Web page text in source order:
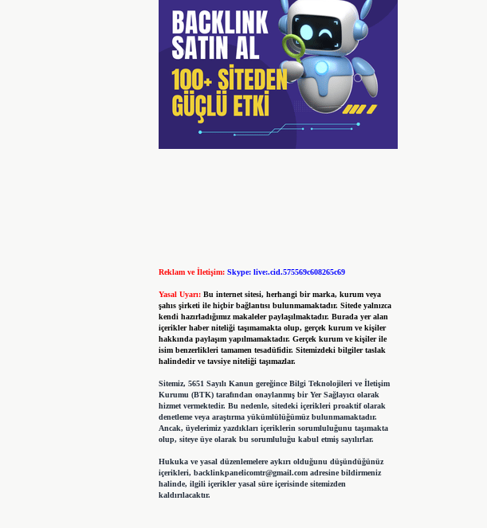
Reklam ve İletişim: Skype: live:.cid.575569c608265c69
Yasal Uyarı: Bu internet sitesi, herhangi bir marka, kurum veya
şahıs şirketi ile hiçbir bağlantısı bulunmamaktadır. Sitede yalnızca
kendi hazırladığımız makaleler paylaşılmaktadır. Burada yer alan
içerikler haber niteliği taşımamakta olup, gerçek kurum ve kişiler
hakkında paylaşım yapılmamaktadır. Gerçek kurum ve kişiler ile
isim benzerlikleri tamamen tesadüfidir. Sitemizdeki bilgiler taslak
halindedir ve tavsiye niteliği taşımazlar.
Sitemiz, 5651 Sayılı Kanun gereğince Bilgi Teknolojileri ve İletişim
Kurumu (BTK) tarafından onaylanmış bir Yer Sağlayıcı olarak
hizmet vermektedir. Bu nedenle, sitedeki içerikleri proaktif olarak
denetleme veya araştırma yükümlülüğümüz bulunmamaktadır.
Ancak, üyelerimiz yazdıkları içeriklerin sorumluluğunu taşımakta
olup, siteye üye olarak bu sorumluluğu kabul etmiş sayılırlar.
Hukuka ve yasal düzenlemelere aykırı olduğunu düşündüğünüz
içerikleri, backlinkpanelicomtr@gmail.comadresine bildirmeniz
halinde, ilgili içerikler yasal süre içerisinde sitemizden
kaldırılacaktır.